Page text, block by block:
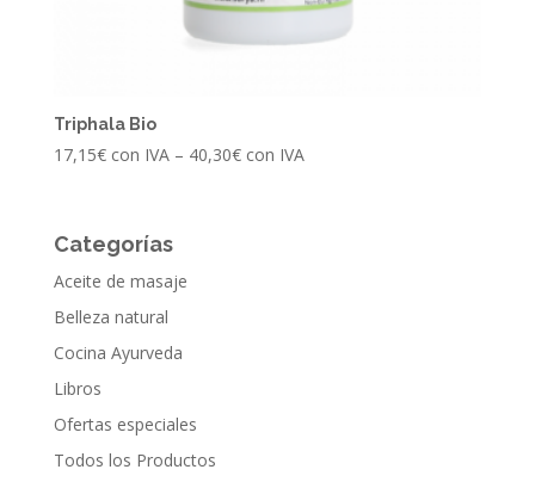
Triphala Bio
17,15€ con IVA– 40,30€ con IVA
Categorías
Aceite de masaje
Belleza natural
Cocina Ayurveda
Libros
Ofertas especiales
Todos los Productos